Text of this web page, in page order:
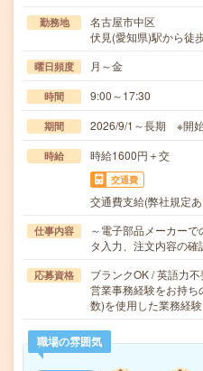
勤務地
名古屋市中区
伏見(愛知県)駅から徒
曜日頻度 月～金
時間 9:00～17:30
期間 2026/9/1～長期 ※開
時給 時給1600円＋交
交通費
交通費支給(弊社規定
仕事内容
～電子部品メーカー
タ入力、注文内容の
応募資格
ブランクOK / 英語力不
営業事務経験をお持
数)を使用した業務経験
職場の雰囲気